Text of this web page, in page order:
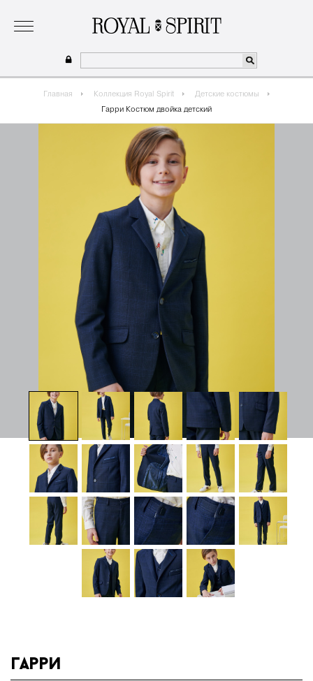
сотрудничество где купить
Главная Коллекция Royal Spirit
Детские костюмы
Гарри Костюм двойка детский
Гарри